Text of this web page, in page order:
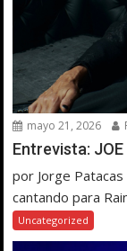
mayo 21, 2026
Entrevista: JOE
por Jorge
cantando para
Uncategorized